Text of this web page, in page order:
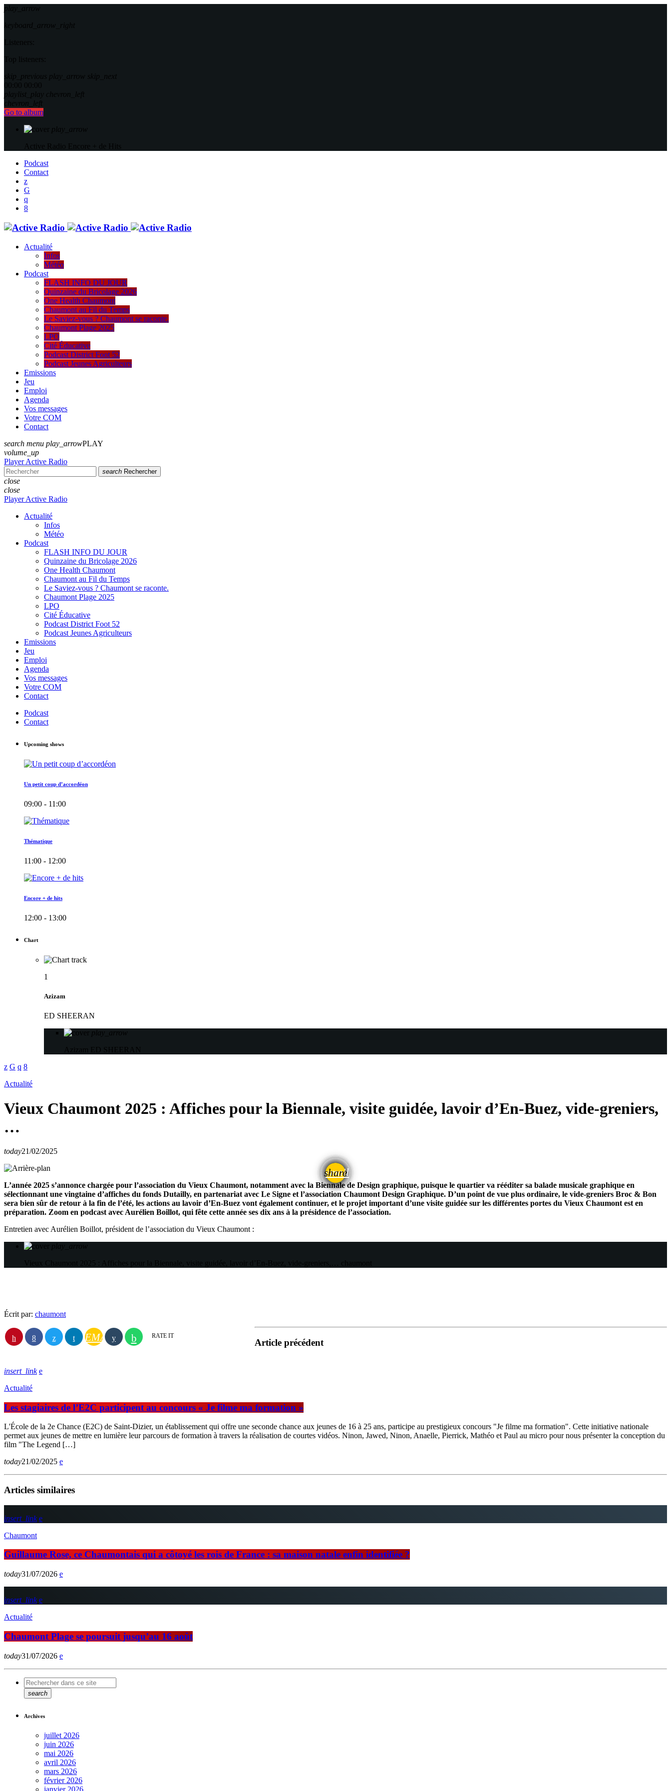
play_arrow
keyboard_arrow_right
Listeners:
Top listeners:
skip_previous play_arrow skip_next
00:00 00:00
playlist_play chevron_left
chevron_left
Go to album
play_arrow
Active Radio Encore + de Hits
Podcast
Contact
Actualité
Infos
Météo
Podcast
FLASH INFO DU JOUR
Quinzaine du Bricolage 2026
One Health Chaumont
Chaumont au Fil du Temps
Le Saviez-vous ? Chaumont se raconte.
Chaumont Plage 2025
LPO
Cité Éducative
Podcast District Foot 52
Podcast Jeunes Agriculteurs
Emissions
Jeu
Emploi
Agenda
Vos messages
Votre COM
Contact
search menu play_arrowPLAY
volume_up
Player Active Radio
search Rechercher
close
close
Player Active Radio
Actualité
Infos
Météo
Podcast
FLASH INFO DU JOUR
Quinzaine du Bricolage 2026
One Health Chaumont
Chaumont au Fil du Temps
Le Saviez-vous ? Chaumont se raconte.
Chaumont Plage 2025
LPO
Cité Éducative
Podcast District Foot 52
Podcast Jeunes Agriculteurs
Emissions
Jeu
Emploi
Agenda
Vos messages
Votre COM
Contact
Podcast
Contact
Upcoming shows
Un petit coup d’accordéon
09:00 - 11:00
Thématique
11:00 - 12:00
Encore + de hits
12:00 - 13:00
Chart
1
Azizam
ED SHEERAN
play_arrow
Azizam
ED SHEERAN
Actualité
Vieux Chaumont 2025 : Affiches pour la Biennale, visite guidée, lavoir d’En-Buez, vide-greniers,
…
today21/02/2025
share
email
L’année 2025 s’annonce chargée pour l’association du Vieux Chaumont, notamment avec la Biennale de Design graphique, puisque le quartier va rééditer sa balade musicale graphique en
sélectionnant une vingtaine d’affiches du fonds Dutailly, en partenariat avec Le Signe et l’association Chaumont Design Graphique. D’un point de vue plus ordinaire, le vide-greniers Broc & Bon
sera bien sûr de retour à la fin de l’été, les actions au lavoir d’En-Buez vont également continuer, et le projet important d’une visite guidée sur les différentes portes du Vieux Chaumont est en
préparation. Zoom en podcast avec Aurélien Boillot, qui fête cette année ses dix ans à la présidence de l’association.
Entretien avec Aurélien Boillot, président de l’association du Vieux Chaumont :
play_arrow
Vieux Chaumont 2025 : Affiches pour la Biennale, visite guidée, lavoir d’En-Buez, vide-greniers,…
chaumont
Écrit par: chaumont
EMAIL RATE IT
Article précédent
insert_link
Actualité
Les stagiaires de l’E2C participent au concours « Je filme ma formation »
L'École de la 2e Chance (E2C) de Saint-Dizier, un établissement qui offre une seconde chance aux jeunes de 16 à 25 ans, participe au prestigieux concours "Je filme ma formation". Cette initiative nationale
permet aux jeunes de mettre en lumière leur parcours de formation à travers la réalisation de courtes vidéos. Ninon, Jawed, Ninon, Anaelle, Pierrick, Mathéo et Paul au micro pour nous présenter la conception du
film "The Legend […]
today21/02/2025
Articles similaires
insert_link
Chaumont
Guillaume Rose, ce Chaumontais qui a côtoyé les rois de France : sa maison natale enfin identifiée ?
today31/07/2026
insert_link
Actualité
Chaumont Plage se poursuit jusqu’au 16 août
today31/07/2026
search
Archives
juillet 2026
juin 2026
mai 2026
avril 2026
mars 2026
février 2026